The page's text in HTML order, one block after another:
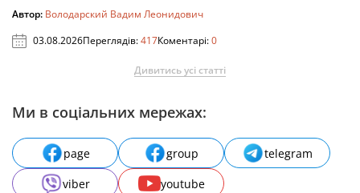
Автор: Володарский Вадим Леонидович
03.08.2026Переглядів:417Коментарі:0
Дивитись усі статті
Ми в соціальних мережах:
page group
telegram
viber
youtube